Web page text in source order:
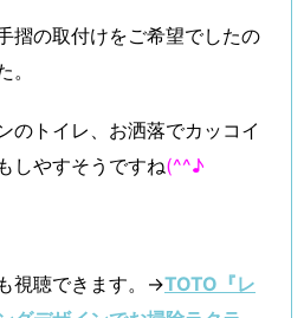
摺の取付けをご希望でしたの
のトイレ、お洒落でカッコイ
しやすそうですね(^^♪
視聴できます。→TOTO『レ